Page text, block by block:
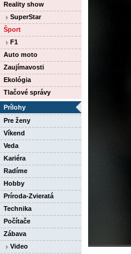
Reality show
SuperStar
Šport
F1
Auto moto
Zaujímavosti
Ekológia
Tlačové správy
Prílohy
Pre ženy
Víkend
Veda
Kariéra
Radíme
Hobby
Príroda-Zvieratá
Technika
Počítače
Zábava
Video